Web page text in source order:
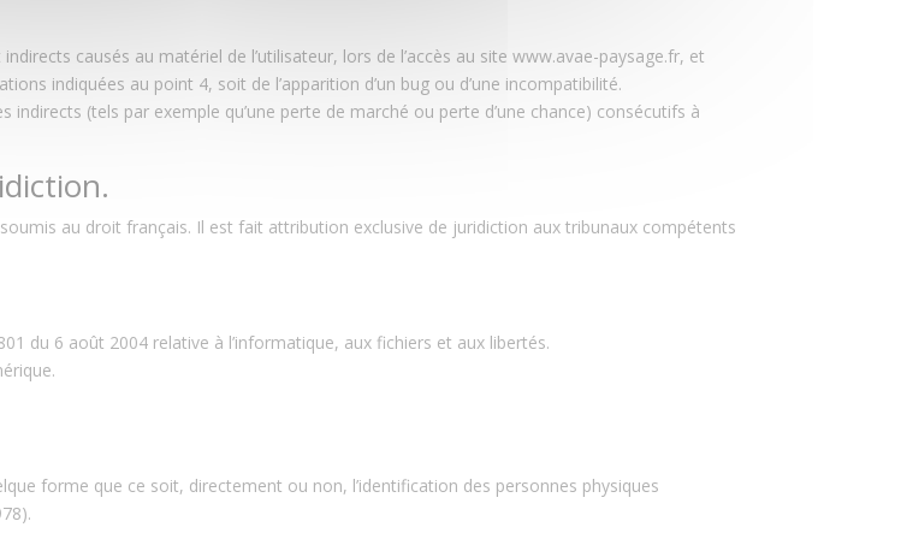
causés au matériel de l’utilisateur, lors de l’accès au site www.avae-paysage.fr, et
indiquées au point 4, soit de l’apparition d’un bug ou d’une incompatibilité.
(tels par exemple qu’une perte de marché ou perte d’une chance) consécutifs à
au droit français. Il est fait attribution exclusive de juridiction aux tribunaux compétents
du 6 août 2004 relative à l’informatique, aux fichiers et aux libertés.
forme que ce soit, directement ou non, l’identification des personnes physiques